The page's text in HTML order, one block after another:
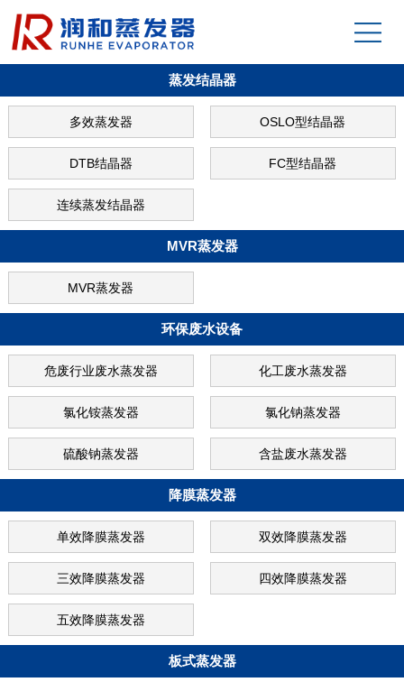
蒸发结晶器
多效蒸发器 OSLO型结晶器
DTB结晶器 FC型结晶器
连续蒸发结晶器
MVR蒸发器
MVR蒸发器
环保废水设备
危废行业废水蒸发器 化工废水蒸发器
氯化铵蒸发器 氯化钠蒸发器
硫酸钠蒸发器 含盐废水蒸发器
降膜蒸发器
单效降膜蒸发器 双效降膜蒸发器
三效降膜蒸发器 四效降膜蒸发器
五效降膜蒸发器
板式蒸发器